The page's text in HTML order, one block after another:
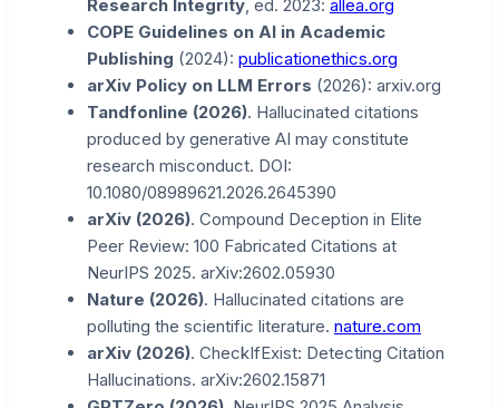
Research Integrity , ed. 2023: allea.org
COPE Guidelines on AI in Academic
Publishing (2024): publicationethics.org
arXiv Policy on LLM Errors (2026): arxiv.org
Tandfonline (2026). Hallucinated citations
produced by generative AI may constitute
research misconduct. DOI:
10.1080/08989621.2026.2645390
arXiv (2026). Compound Deception in Elite
Peer Review: 100 Fabricated Citations at
NeurIPS 2025. arXiv:2602.05930
Nature (2026). Hallucinated citations are
polluting the scientific literature. nature.com
arXiv (2026). CheckIfExist: Detecting Citation
Hallucinations. arXiv:2602.15871